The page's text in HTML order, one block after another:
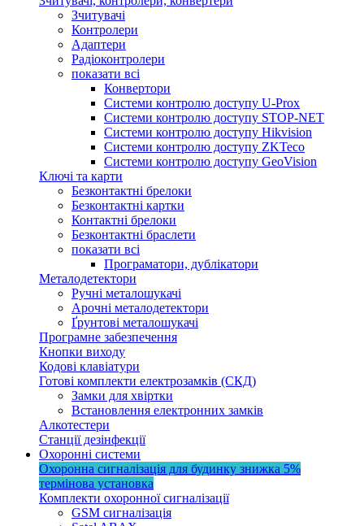
Зчитувачі
Контролери
Адаптери
Радіоконтролери
показати всі
Конвертори
Системи контролю доступу U-Prox
Системи контролю доступу STOP-NET
Системи контролю доступу Hikvision
Системи контролю доступу ZKTeco
Системи контролю доступу GeoVision
Ключі та карти
Безконтактні брелоки
Безконтактні картки
Контактні брелоки
Безконтактні браслети
показати всі
Програматори, дублікатори
Металодетектори
Ручні металошукачі
Арочні металодетектори
Ґрунтові металошукачі
Програмне забезпечення
Кнопки виходу
Кодові клавіатури
Готові комплекти електрозамків (СКД)
Замки для хвіртки
Встановлення електронних замків
Алкотестери
Станції дезінфекції
Охоронні системи
Охоронна сигналізація для будинку знижка 5%
термінова установка
Комплекти охоронної сигналізації
GSM сигналізація